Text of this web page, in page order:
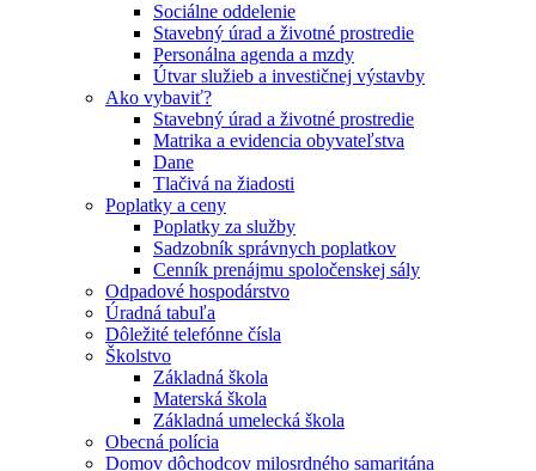
Sociálne oddelenie
Stavebný úrad a životné prostredie
Personálna agenda a mzdy
Útvar služieb a investičnej výstavby
Ako vybaviť?
Stavebný úrad a životné prostredie
Matrika a evidencia obyvateľstva
Dane
Tlačivá na žiadosti
Poplatky a ceny
Poplatky za služby
Sadzobník správnych poplatkov
Cenník prenájmu spoločenskej sály
Odpadové hospodárstvo
Úradná tabuľa
Dôležité telefónne čísla
Školstvo
Základná škola
Materská škola
Základná umelecká škola
Obecná polícia
Domov dôchodcov milosrdného samaritána